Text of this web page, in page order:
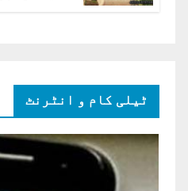
ٹیلی کام و انٹرنٹ